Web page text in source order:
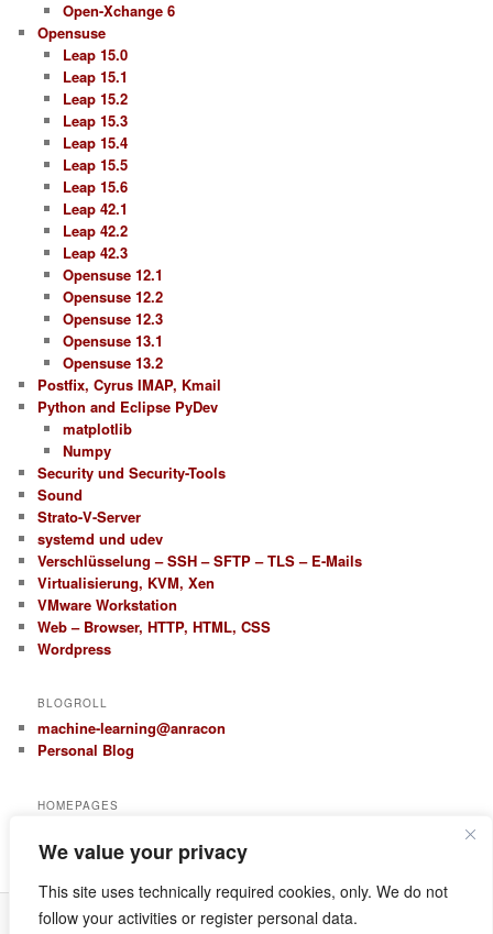
We value your privacy
This site uses technically required cookies, only. We do not
follow your activities or register personal data.
Open-Xchange 6
Opensuse
Leap 15.0
Leap 15.1
Leap 15.2
Leap 15.3
Leap 15.4
Leap 15.5
Leap 15.6
Leap 42.1
Leap 42.2
Leap 42.3
Opensuse 12.1
Opensuse 12.2
Opensuse 12.3
Opensuse 13.1
Opensuse 13.2
Postfix, Cyrus IMAP, Kmail
Python and Eclipse PyDev
matplotlib
Numpy
Security und Security-Tools
Sound
Strato-V-Server
systemd und udev
Verschlüsselung – SSH – SFTP – TLS – E-Mails
Virtualisierung, KVM, Xen
VMware Workstation
Web – Browser, HTTP, HTML, CSS
Wordpress
BLOGROLL
machine-learning@anracon
Personal Blog
HOMEPAGES
anracom.com